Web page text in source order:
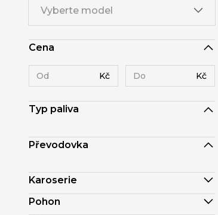
Vyberte model
Cena
Kč Kč
Typ paliva
Převodovka
Karoserie
Pohon